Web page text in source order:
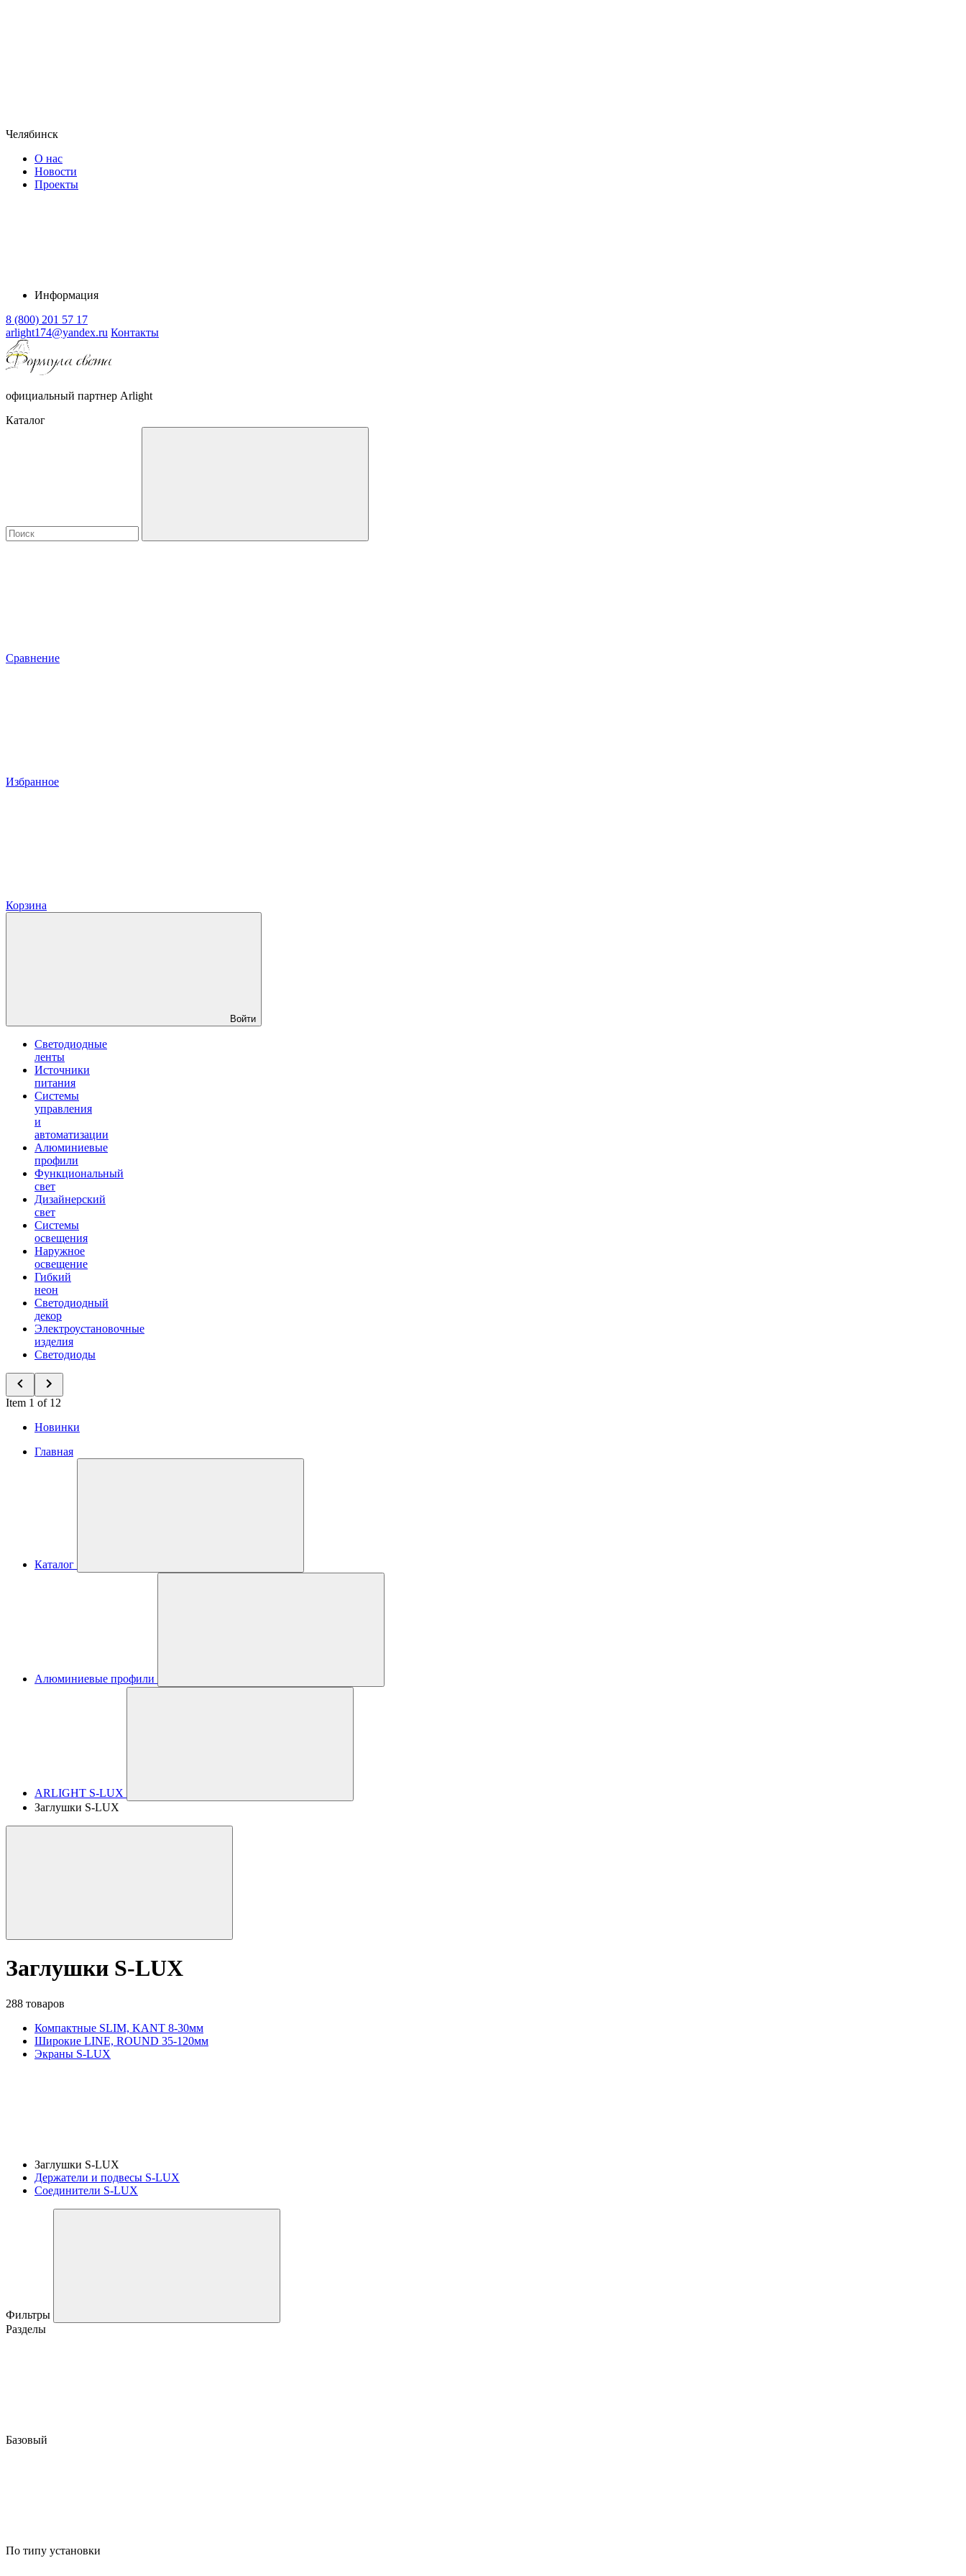
Челябинск
О нас
Новости
Проекты
Информация
8 (800) 201 57 17
arlight174@yandex.ru Контакты
официальный партнер Arlight
Каталог
Сравнение
Избранное
Корзина
Войти
Светодиодные
ленты
Источники
питания
Системы
управления
и
автоматизации
Алюминиевые
профили
Функциональный
свет
Дизайнерский
свет
Системы
освещения
Наружное
освещение
Гибкий
неон
Светодиодный
декор
Электроустановочные
изделия
Светодиоды
Item 1 of 12
Новинки
Главная
Каталог
Алюминиевые профили
ARLIGHT S-LUX
Заглушки S-LUX
Заглушки S-LUX
288 товаров
Компактные SLIM, KANT 8-30мм
Широкие LINE, ROUND 35-120мм
Экраны S-LUX
Заглушки S-LUX
Держатели и подвесы S-LUX
Соединители S-LUX
Фильтры
Разделы
Базовый
По типу установки